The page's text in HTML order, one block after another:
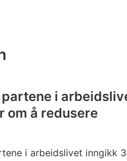
i
om å redusere
i arbeidslivet inngikk